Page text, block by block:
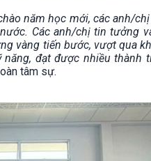
năm học mới, các anh/
Các anh/chị tin tưởng
vàng tiến bước, vượt qua
đạt được nhiều thành
tâm sự.